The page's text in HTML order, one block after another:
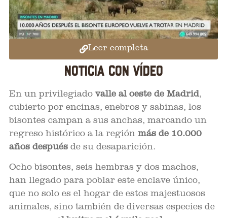
Leer completa
NOTICIA CON VÍDEO
En un privilegiado valle al oeste de Madrid,
cubierto por encinas, enebros y sabinas, los
bisontes campan a sus anchas, marcando un
regreso histórico a la región más de 10.000
años después de su desaparición.
Ocho bisontes, seis hembras y dos machos,
han llegado para poblar este enclave único,
que no solo es el hogar de estos majestuosos
animales, sino también de diversas especies de